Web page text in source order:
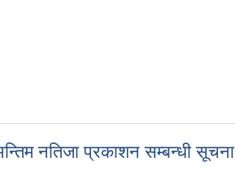
नतिजा प्रकाशन सम्बन्धी सूचना